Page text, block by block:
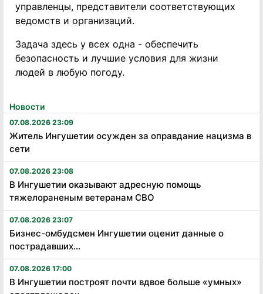
Новости
07.08.2026 23:09
Житель Ингушетии осужден за оправдание нацизма в
сети
07.08.2026 23:08
В Ингушетии оказывают адресную помощь
тяжелораненым ветеранам СВО
07.08.2026 23:07
Бизнес-омбудсмен Ингушетии оценит данные о
пострадавших...
07.08.2026 17:00
В Ингушетии построят почти вдвое больше «умных»
управленцы, представители соответствующих
ведомств и организаций.
Задача здесь у всех одна - обеспечить
безопасность и лучшие условия для жизни
людей в любую погоду.